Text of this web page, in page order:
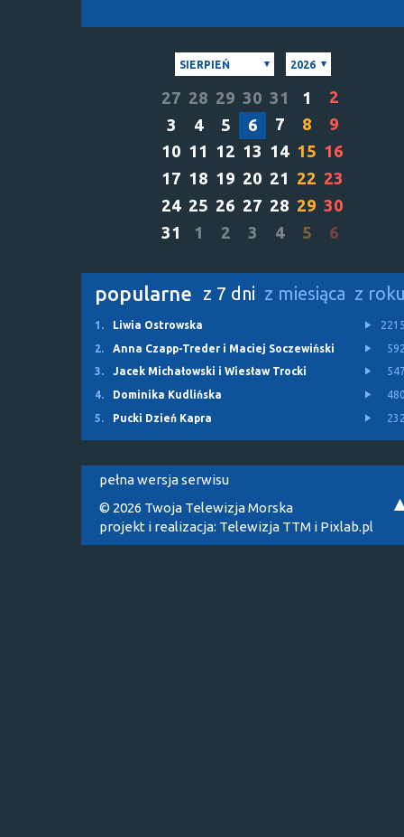
SIERPIEŃ 2026
27 28 29 30 31 1
2
3
4 5 6 7 8
9
10 11 12 13 14 15 16
17 18 19 20 21 22 23
24 25 26 27 28 29 30
31
1 2 3 4 5 6
popularne z 7 dni z miesiąca z
1. Liwia Ostrowska
2.
Anna Czapp-Treder i Maciej Soczewiński
3.
Jacek Michałowski i Wiesław Trocki
4.
Dominika Kudlińska
5.
Pucki Dzień Kapra
pełna wersja serwisu
© 2026 Twoja Telewizja Morska
projekt i realizacja: Telewizja TTM i Pixlab.pl